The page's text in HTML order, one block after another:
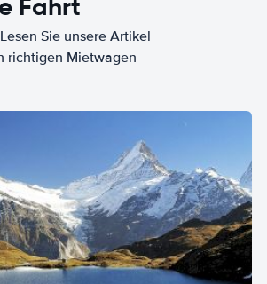
Fahrt
Sie unsere Artikel
richtigen Mietwagen